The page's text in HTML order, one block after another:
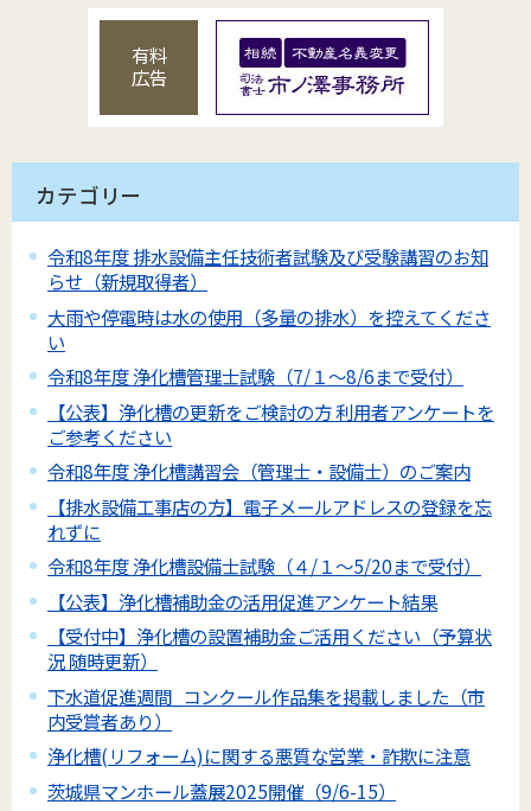
有料
広告
カテゴリー
令和8年度 排水設備主任技術者試験及び受験講習のお知
らせ（新規取得者）
大雨や停電時は水の使用（多量の排水）を控えてくださ
い
令和8年度 浄化槽管理士試験（7/１～8/6まで受付）
【公表】浄化槽の更新をご検討の方 利用者アンケートを
ご参考ください
令和8年度 浄化槽講習会（管理士・設備士）のご案内
【排水設備工事店の方】電子メールアドレスの登録を忘
れずに
令和8年度 浄化槽設備士試験（４/１～5/20まで受付）
【公表】浄化槽補助金の活用促進アンケート結果
【受付中】浄化槽の設置補助金ご活用ください（予算状
況 随時更新）
下水道促進週間_コンクール作品集を掲載しました（市
内受賞者あり）
浄化槽(リフォーム)に関する悪質な営業・詐欺に注意
茨城県マンホール蓋展2025開催（9/6-15）